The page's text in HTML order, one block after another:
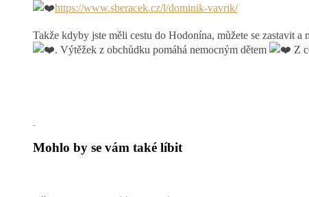
https://www.sberacek.cz/l/dominik-vavrik/
Takže kdyby jste měli cestu do Hodonína, můžete se zastavit
. Výtěžek z obchůdku pomáhá nemocným dětem
Z
Mohlo by se vám také líbit